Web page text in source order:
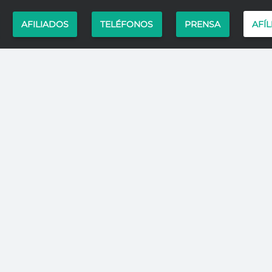
AFILIADOS TELÉFONOS PRENSA